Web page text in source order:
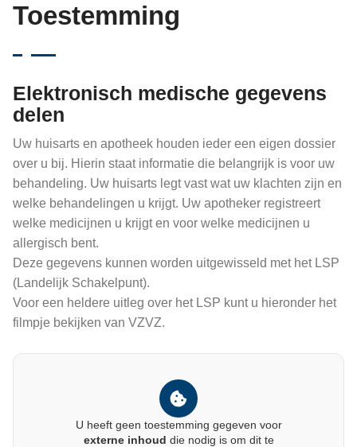
Toestemming
Elektronisch medische gegevens
delen
Uw huisarts en apotheek houden ieder een eigen dossier
over u bij. Hierin staat informatie die belangrijk is voor uw
behandeling. Uw huisarts legt vast wat uw klachten zijn en
welke behandelingen u krijgt. Uw apotheker registreert
welke medicijnen u krijgt en voor welke medicijnen u
allergisch bent.
Deze gegevens kunnen worden uitgewisseld met het LSP
(Landelijk Schakelpunt).
Voor een heldere uitleg over het LSP kunt u hieronder het
filmpje bekijken van VZVZ.
U heeft geen toestemming gegeven voor
externe inhoud die nodig is om dit te